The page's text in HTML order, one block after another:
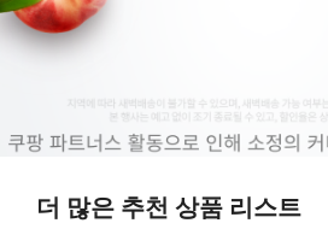
더 많은 추천 상품 리스트